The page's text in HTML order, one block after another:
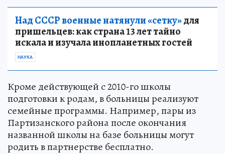
Над СССР военные натянули «сетку»для
пришельцев: как страна 13 лет тайно
искала и изучала инопланетных гостей
НАУКА
Кроме действующей с 2010-го школы
подготовки к родам, в больницы реализуют
семейные программы. Например, пары из
Партизанского района после окончания
названной школы на базе больницы могут
родить в партнерстве бесплатно.